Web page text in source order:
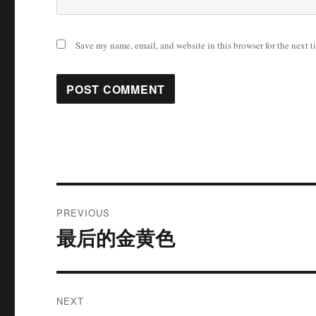
Save my name, email, and website in this browser for the next
navigation
PREVIOUS
Previous
post:
最后的金黄色
NEXT